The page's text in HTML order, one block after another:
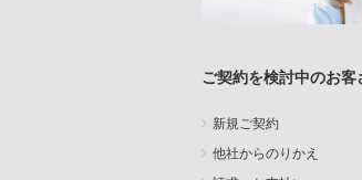
ご契約を検討中のお客
新規ご契約
他社からのりかえ